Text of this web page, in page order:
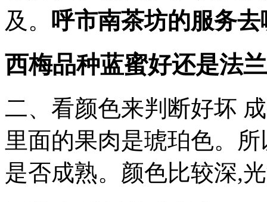
及。 呼市南茶坊的服务去
西梅品种蓝蜜好还是法
二、看颜色来判断好坏
里面的果肉是琥珀色。
是否成熟。颜色比较深,